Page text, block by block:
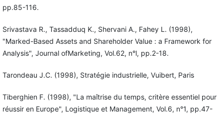
pp.85-116.
Srivastava R., Tassadduq K., Shervani A., Fahey L. (1998),
"Marked-Based Assets and Shareholder Value : a Framework for
Analysis", Journal ofMarketing, Vol.62, n°l, pp.2-18.
Tarondeau J.C. (1998), Stratégie industrielle, Vuibert, Paris
Tiberghien F. (1998), "La maîtrise du temps, critère essentiel pour
réussir en Europe", Logistique et Management, Vol.6, n°1, pp.47-